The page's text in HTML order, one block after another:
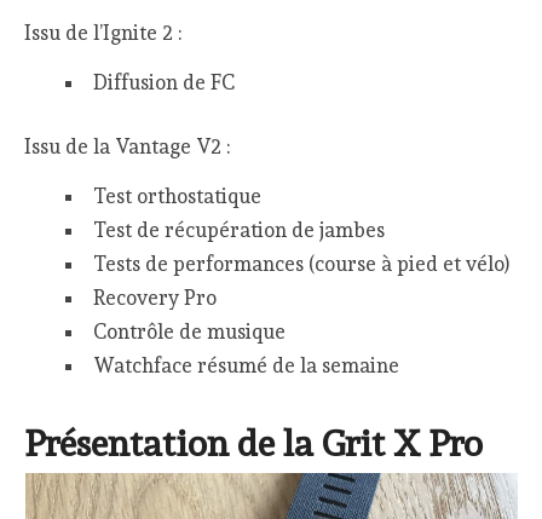
Issu de l’Ignite 2 :
Diffusion de FC
Issu de la Vantage V2 :
Test orthostatique
Test de récupération de jambes
Tests de performances (course à pied et vélo)
Recovery Pro
Contrôle de musique
Watchface résumé de la semaine
Présentation de la Grit X Pro